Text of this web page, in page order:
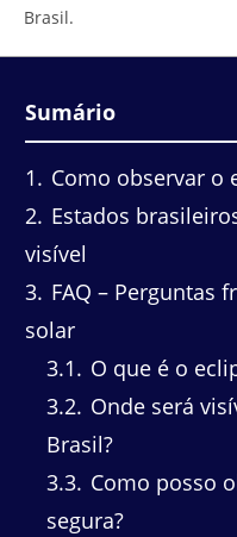
Brasil.
Sumário
1
Como observar o
2 Estados
visível
3 FAQ – Perguntas
solar
3.1
O que é o
3.2 Onde será
Brasil?
3.3 Como posso
segura?